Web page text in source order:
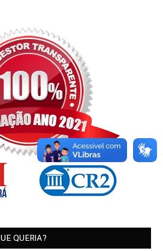
QUERIA?